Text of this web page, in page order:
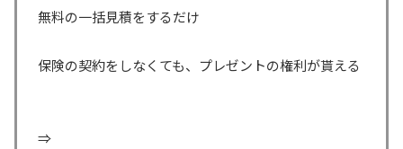
無料の一括見積をするだけ
保険の契約をしなくても、プレゼントの権利が貰える
⇒